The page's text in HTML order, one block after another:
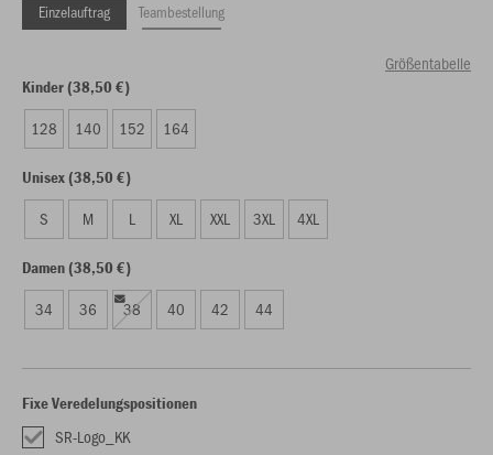
Einzelauftrag Teambestellung
Größentabelle
Kinder (38,50 €)
128 140 152 164
Unisex (38,50 €)
S M L XL XXL 3XL 4XL
Damen (38,50 €)
34 36 38 40 42 44
Fixe Veredelungspositionen
SR-Logo_KK